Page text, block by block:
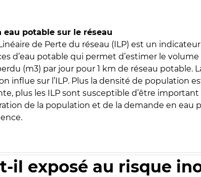
eau potable sur le réseau
de Perte du réseau (ILP) est un
d’eau potable qui permet d’estimer le volume
(m3) par jour pour 1 km de réseau potable.
influe sur l’ILP. Plus la densité de population
plus les ILP sont susceptible d’être important
de la population et de la demande en eau
il exposé au risque